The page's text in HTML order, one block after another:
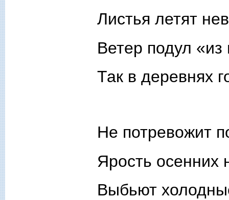
Листья летят
Ветер подул «из
Так в деревнях
Не потревожит
Ярость осенних
Выбьют